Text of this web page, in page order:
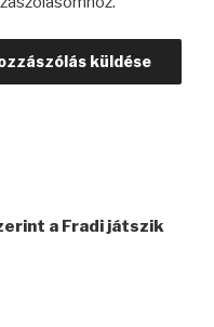
a Fradi játszik